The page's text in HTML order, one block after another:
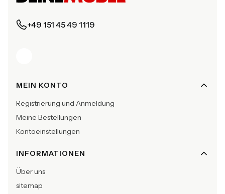
+49 151 45 49 1119
Fußzeilenmenü
MEIN KONTO
Registrierung und Anmeldung
Meine Bestellungen
Kontoeinstellungen
INFORMATIONEN
Über uns
sitemap